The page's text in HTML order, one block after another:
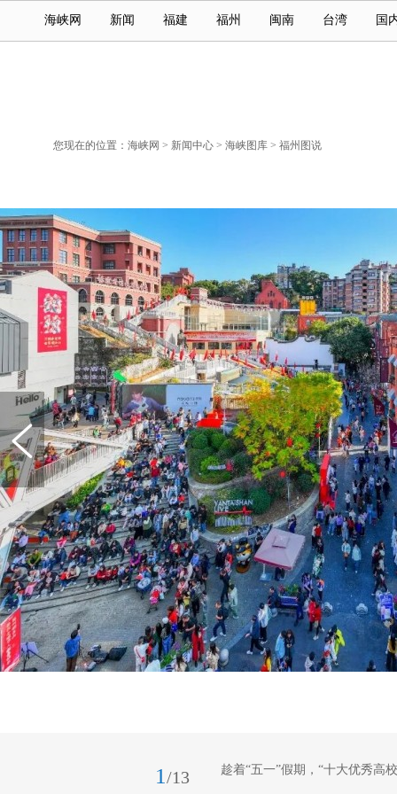
海峡网 新闻 福建 福州 闽南 台湾 国
您现在的位置： 海峡网 > 新闻中心 > 海峡图库 > 福州图说
1 /13
趁着“五一”假期，“十大优秀高